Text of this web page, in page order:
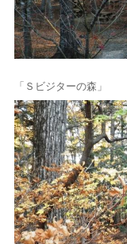
「Ｓビジターの森」